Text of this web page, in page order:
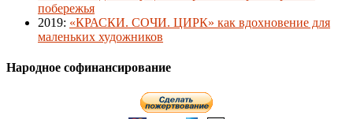
побережья
2019: «КРАСКИ. СОЧИ. ЦИРК» как вдохновение для
маленьких художников
Народное софинансирование